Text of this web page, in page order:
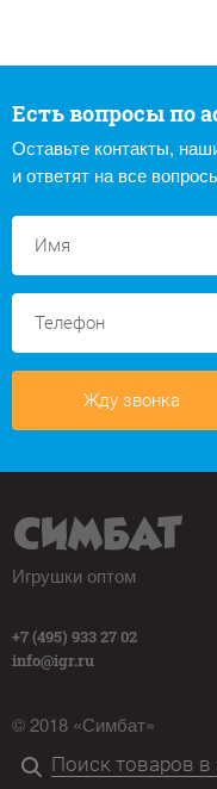
Есть вопросы по
Оставьте контакты,
и ответят на все
Жду звонка
Игрушки оптом
+7 (495) 933 27 02
info@igr.ru
© 2018 «Симбат»